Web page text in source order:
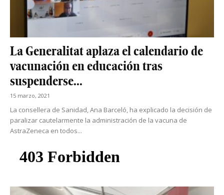
La Generalitat aplaza el calendario de
vacunación en educación tras
suspenderse...
15 marzo, 2021
La consellera de Sanidad, Ana Barceló, ha explicado la decisión de
paralizar cautelarmente la administración de la vacuna de
AstraZeneca en todos...